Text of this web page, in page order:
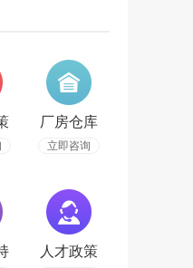
厂房仓库
立即咨询
人才政策